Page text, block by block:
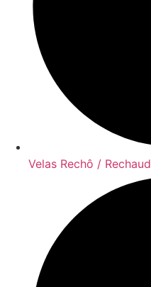
Velas Rechô / Rechaud